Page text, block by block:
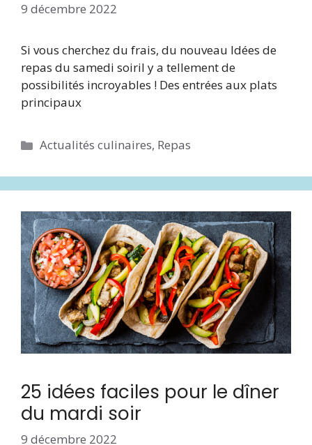
9 décembre 2022
Si vous cherchez du frais, du nouveau Idées de
repas du samedi soiril y a tellement de
possibilités incroyables ! Des entrées aux plats
principaux
Catégories
Actualités culinaires, Repas
25 idées faciles pour le dîner
du mardi soir
9 décembre 2022